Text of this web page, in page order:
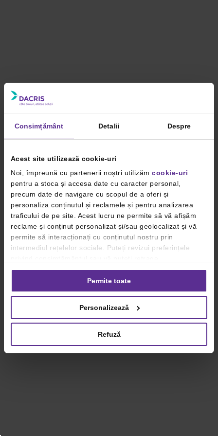
Consimțământ Detalii Despre
Acest site utilizează cookie-uri
Noi, împreună cu partenerii noștri utilizăm cookie-uri
pentru a stoca și accesa date cu caracter personal,
precum date de navigare cu scopul de a oferi și
personaliza conținutul și reclamele și pentru analizarea
traficului de pe site. Acest lucru ne permite să vă afișăm
reclame și conținut personalizat și/sau geolocalizat și vă
permite să interacționați cu conținutul nostru prin
intermediul rețelelor sociale. Puteți revizui preferințele
consimțământul oricând, făcând click pe linkul către
setările dvs. de cookie-uri.
privind utilizarea modulelor cookie.Detalii
Permite toate
Personalizează
Refuză